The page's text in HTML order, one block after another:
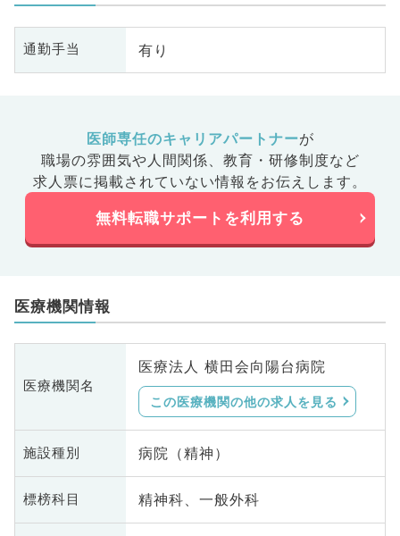
通勤手当 有り
医師専任のキャリアパートナーが
職場の雰囲気や人間関係、 教育・研修制度など
求人票に掲載されていない情報をお伝えします。
無料転職サポートを利用する
医療機関情報
医療機関名
医療法人 横田会向陽台病院
この医療機関の他の求人を見る
施設種別 病院（精神）
標榜科目 精神科、一般外科